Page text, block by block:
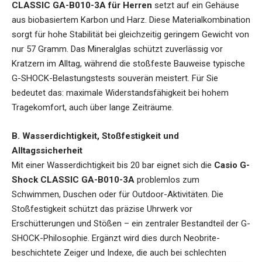
CLASSIC GA-B010-3A für Herren setzt auf ein Gehäuse
aus biobasiertem Karbon und Harz. Diese Materialkombination
sorgt für hohe Stabilität bei gleichzeitig geringem Gewicht von
nur 57 Gramm. Das Mineralglas schützt zuverlässig vor
Kratzern im Alltag, während die stoßfeste Bauweise typische
G-SHOCK-Belastungstests souverän meistert. Für Sie
bedeutet das: maximale Widerstandsfähigkeit bei hohem
Tragekomfort, auch über lange Zeiträume.
B. Wasserdichtigkeit, Stoßfestigkeit und
Alltagssicherheit
Mit einer Wasserdichtigkeit bis 20 bar eignet sich die Casio G-
Shock CLASSIC GA-B010-3A problemlos zum
Schwimmen, Duschen oder für Outdoor-Aktivitäten. Die
Stoßfestigkeit schützt das präzise Uhrwerk vor
Erschütterungen und Stößen – ein zentraler Bestandteil der G-
SHOCK-Philosophie. Ergänzt wird dies durch Neobrite-
beschichtete Zeiger und Indexe, die auch bei schlechten